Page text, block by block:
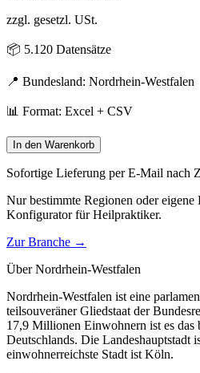
zzgl. gesetzl. USt.
📦 5.120 Datensätze
📍 Bundesland: Nordrhein-Westfalen
📊 Format: Excel + CSV
In den Warenkorb
Sofortige Lieferung per E-Mail nach
Nur bestimmte Regionen oder
Konfigurator fürHeilpraktiker.
Zur Branche →
ÜberNordrhein-Westfalen
Nordrhein-Westfalen ist eine
teilsouveräner Gliedstaat der
17,9 Millionen Einwohnern ist es das
Deutschlands. Die Landeshauptstadt
einwohnerreichste Stadt ist Köln.